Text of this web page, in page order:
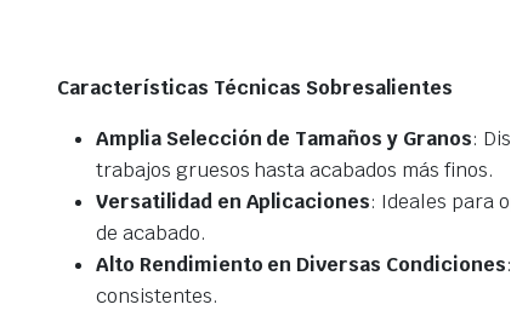
Características Técnicas Sobresalientes
Amplia Selección de Tamaños y Granos:
trabajos gruesos hasta acabados más finos.
Versatilidad en Aplicaciones: Ideales para
de acabado.
Alto Rendimiento en Diversas Condiciones
consistentes.